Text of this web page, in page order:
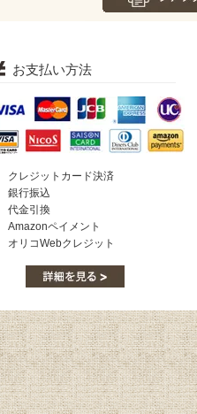
お支払い方法
クレジットカード決済
銀行振込
代金引換
Amazonペイメント
オリコWebクレジット